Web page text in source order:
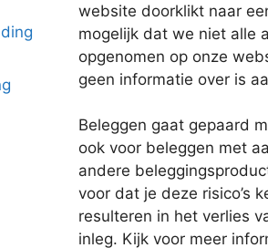
website doorklikt naar
mogelijk dat we niet alle
opgenomen op onze
geen informatie over is
Beleggen gaat gepaard
ook voor beleggen met
andere
voor dat je deze risico’s
resulteren in het verlies
inleg. Kijk voor meer